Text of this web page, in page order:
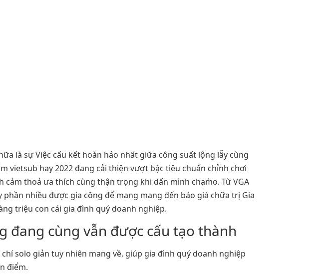
là sự Việc cấu kết hoàn hảo nhất giữa công suất lộng lẫy cùng
vietsub hay 2022 đang cải thiện vượt bậc tiêu chuẩn chỉnh chơi
thoả ưa thích cùng thận trọng khi dấn mình chạm̀o. Từ VGA
nhiều được gia công để mang mang đến báo giá chữa trị Gia
triệu con cái gia đình quý doanh nghiệp.
đang cùng vẫn được cấu tạo thành
solo giản tuy nhiên mang về, giúp gia đình quý doanh nghiệp
điểm.